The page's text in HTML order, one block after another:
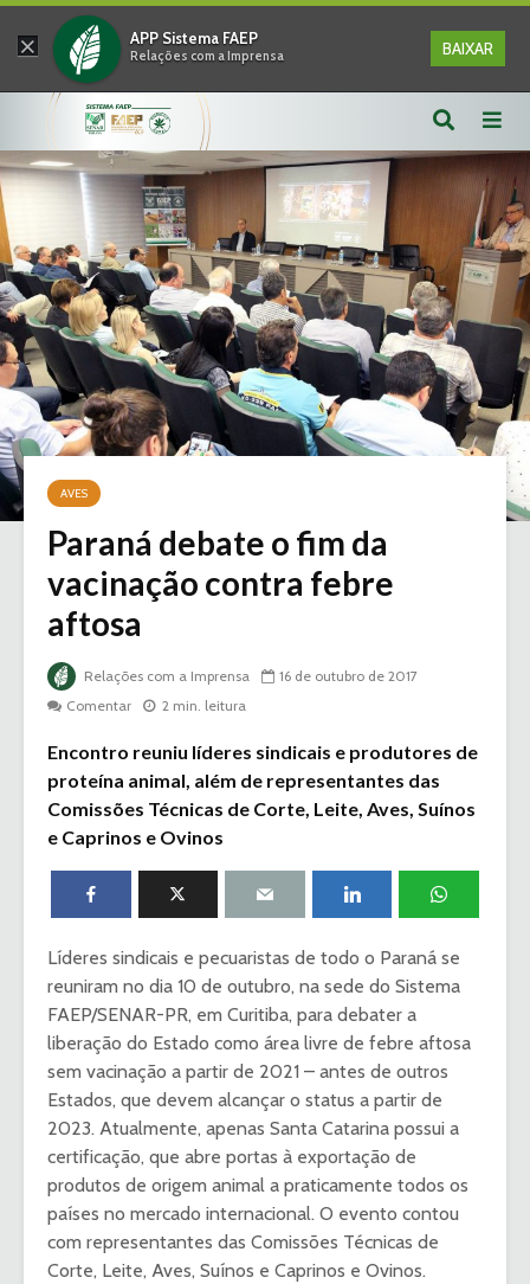
× APP Sistema FAEP
Relações com a Imprensa BAIXAR
AVES
Paraná debate o fim da
vacinação contra febre
aftosa
Relações com a Imprensa
16 de outubro de 2017
Comentar
2 min. leitura
Encontro reuniu líderes sindicais e produtores de
proteína animal, além de representantes das
Comissões Técnicas de Corte, Leite, Aves, Suínos
e Caprinos e Ovinos
Líderes sindicais e pecuaristas de todo o Paraná se
reuniram no dia 10 de outubro, na sede do Sistema
FAEP/SENAR-PR, em Curitiba, para debater a
liberação do Estado como área livre de febre aftosa
sem vacinação a partir de 2021 – antes de outros
Estados, que devem alcançar o status a partir de
2023. Atualmente, apenas Santa Catarina possui a
certificação, que abre portas à exportação de
produtos de origem animal a praticamente todos os
países no mercado internacional. O evento contou
com representantes das Comissões Técnicas de
Corte, Leite, Aves, Suínos e Caprinos e Ovinos.